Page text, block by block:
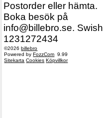
Postorder eller hämta.
Boka besök på
info@billebro.se. Swish
1231272434
©2026billebro
Powered byFozzCom 9.99
Sitekarta Cookies Köpvillkor